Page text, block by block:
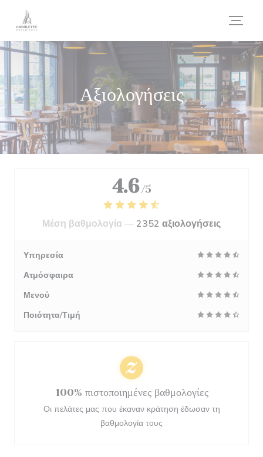
Πίνακας διαχείρισης "Μπισκότων" (Cookies)
Αξιολογήσεις
4.6 /5
Μέση βαθμολογία —2352 αξιολογήσεις
Υπηρεσία
Ατμόσφαιρα
Μενού
Ποιότητα/Τιμή
100% πιστοποιημένες βαθμολογίες
Οι πελάτες μας που έκαναν κράτηση έδωσαν τη
βαθμολογία τους